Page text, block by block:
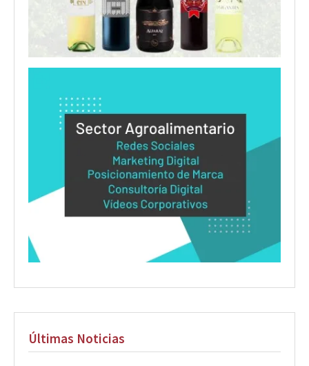
Últimas Noticias